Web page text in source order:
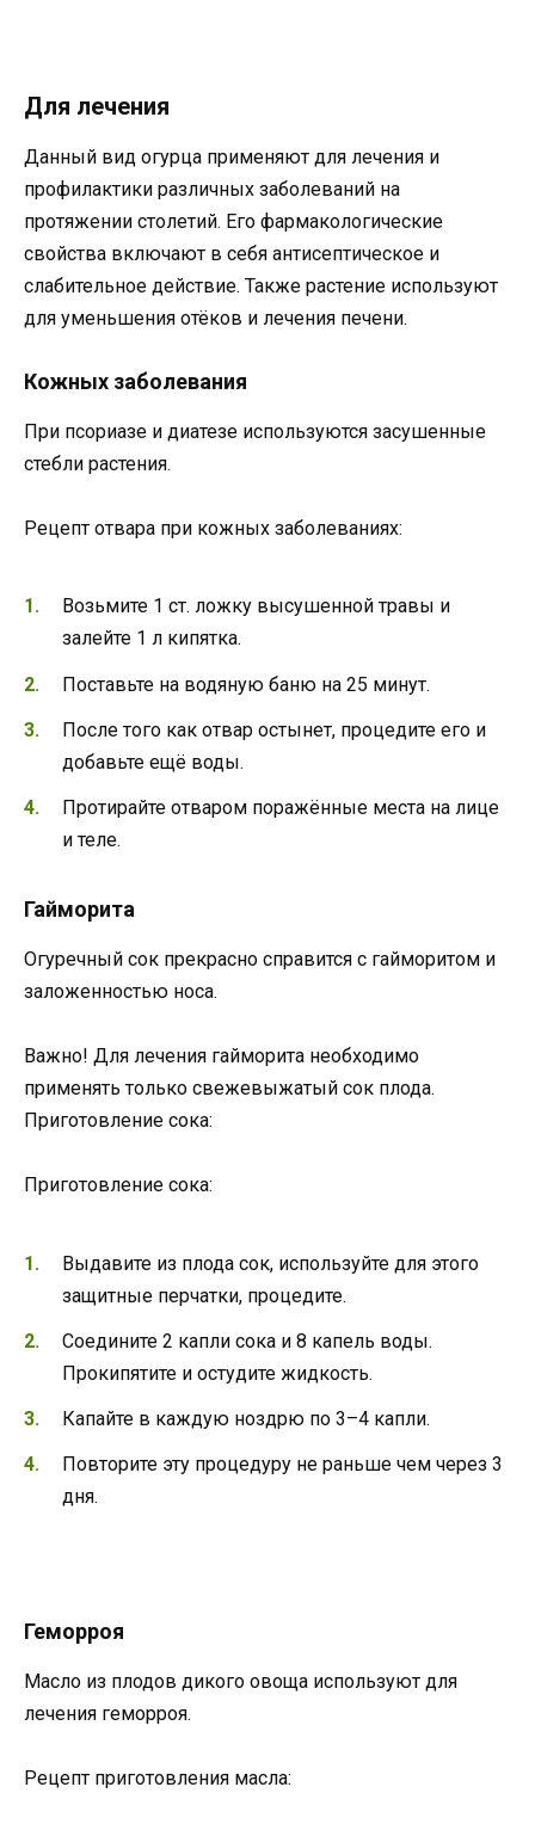
Для лечения
Данный вид огурца применяют для лечения и
профилактики различных заболеваний на
протяжении столетий. Его фармакологические
свойства включают в себя антисептическое и
слабительное действие. Также растение используют
для уменьшения отёков и лечения печени.
Кожных заболевания
При псориазе и диатезе используются засушенные
стебли растения.
Рецепт отвара при кожных заболеваниях:
Возьмите 1 ст. ложку высушенной травы и
залейте 1 л кипятка.
Поставьте на водяную баню на 25 минут.
После того как отвар остынет, процедите его и
добавьте ещё воды.
Протирайте отваром поражённые места на лице
и теле.
Гайморита
Огуречный сок прекрасно справится с гайморитом и
заложенностью носа.
Важно! Для лечения гайморита необходимо
применять только свежевыжатый сок плода.
Приготовление сока:
Приготовление сока:
Выдавите из плода сок, используйте для этого
защитные перчатки, процедите.
Соедините 2 капли сока и 8 капель воды.
Прокипятите и остудите жидкость.
Капайте в каждую ноздрю по 3–4 капли.
Повторите эту процедуру не раньше чем через 3
дня.
Геморроя
Масло из плодов дикого овоща используют для
лечения геморроя.
Рецепт приготовления масла: